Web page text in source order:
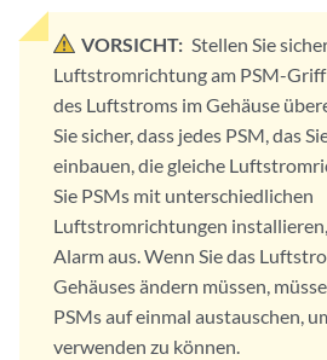
VORSICHT: Stellen Sie
Luftstromrichtung am PSM-
des Luftstroms im Gehäuse
Sie sicher, dass jedes PSM, das
einbauen, die gleiche
Sie PSMs mit unterschiedlichen
Luftstromrichtungen
Alarm aus. Wenn Sie das
Gehäuses ändern müssen,
PSMs auf einmal austauschen,
verwenden zu können.